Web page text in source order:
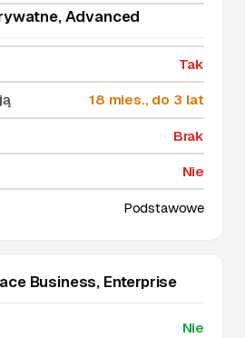
Advanced
Tak
18 mies., do 3 lat
Brak
Nie
Podstawowe
Business, Enterprise
Nie